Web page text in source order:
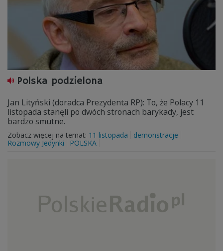
Polska podzielona
Jan Lityński (doradca Prezydenta RP): To, że Polacy 11
listopada stanęli po dwóch stronach barykady, jest
bardzo smutne.
Zobacz więcej na temat: 11 listopada
demonstracje
Rozmowy Jedynki
POLSKA